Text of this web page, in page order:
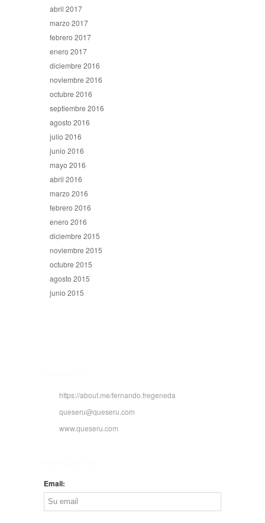
abril 2017
marzo 2017
febrero 2017
enero 2017
diciembre 2016
noviembre 2016
octubre 2016
septiembre 2016
agosto 2016
julio 2016
junio 2016
mayo 2016
abril 2016
marzo 2016
febrero 2016
enero 2016
diciembre 2015
noviembre 2015
octubre 2015
agosto 2015
junio 2015
https://about.me/fernando.fregeneda
queseru@queseru.com
www.queseru.com
Email: